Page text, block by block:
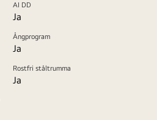
AI DD
Ja
Ångprogram
Ja
Rostfri ståltrumma
Ja